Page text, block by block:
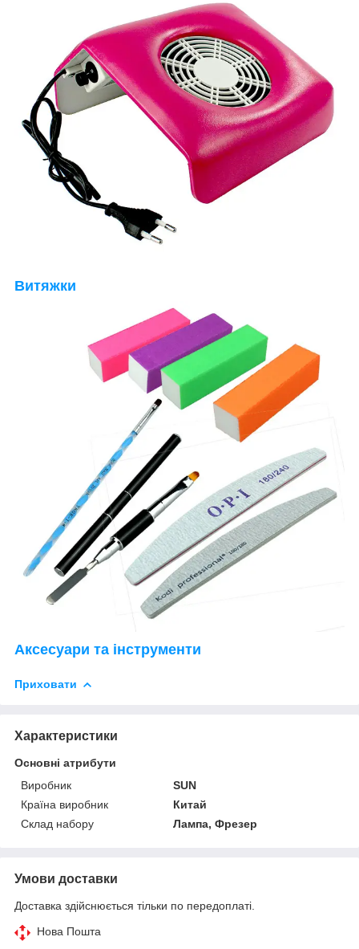
Витяжки
Аксесуари та інструменти
Приховати
Характеристики
Основні атрибути
Виробник
SUN
Країна виробник
Китай
Склад набору
Лампа, Фрезер
Умови доставки
Доставка здійснюється тільки по передоплаті.
Нова Пошта